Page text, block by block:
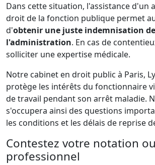
Dans cette situation, l'assistance d'un
droit de la fonction publique permet
d'obtenir une juste indemnisation
l'administration. En cas de
solliciter une expertise médicale.
Notre cabinet en droit public à Paris,
protège les intérêts du fonctionnaire
de travail pendant son arrêt maladie.
s'occupera ainsi des questions
les conditions et les délais de reprise
Contestez votre notation
professionnel